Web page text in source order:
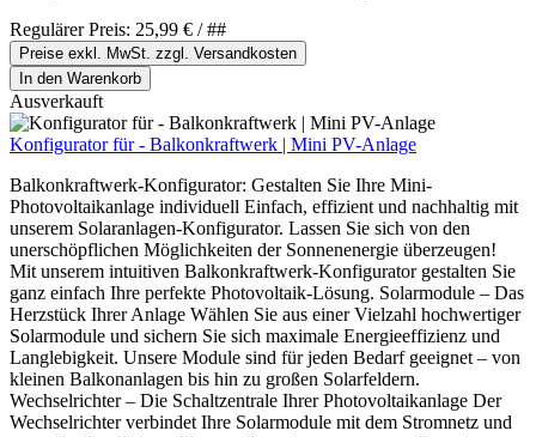
Regulärer Preis: 25,99 € / ##
Preise exkl. MwSt. zzgl. Versandkosten
In den Warenkorb
Ausverkauft
Konfigurator für - Balkonkraftwerk | Mini PV-Anlage
Balkonkraftwerk-Konfigurator: Gestalten Sie Ihre Mini-
Photovoltaikanlage individuell Einfach, effizient und nachhaltig mit
unserem Solaranlagen-Konfigurator. Lassen Sie sich von den
unerschöpflichen Möglichkeiten der Sonnenenergie überzeugen!
Mit unserem intuitiven Balkonkraftwerk-Konfigurator gestalten Sie
ganz einfach Ihre perfekte Photovoltaik-Lösung. Solarmodule – Das
Herzstück Ihrer Anlage Wählen Sie aus einer Vielzahl hochwertiger
Solarmodule und sichern Sie sich maximale Energieeffizienz und
Langlebigkeit. Unsere Module sind für jeden Bedarf geeignet – von
kleinen Balkonanlagen bis hin zu großen Solarfeldern.
Wechselrichter – Die Schaltzentrale Ihrer Photovoltaikanlage Der
Wechselrichter verbindet Ihre Solarmodule mit dem Stromnetz und